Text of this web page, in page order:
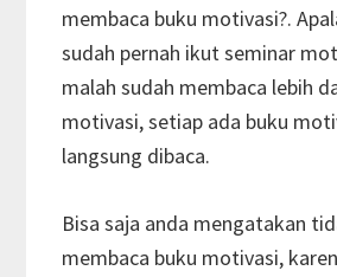
membaca buku motivasi?.
sudah pernah ikut seminar
malah sudah membaca lebih
motivasi, setiap ada buku
langsung dibaca.
Bisa saja anda mengatakan
membaca buku motivasi,